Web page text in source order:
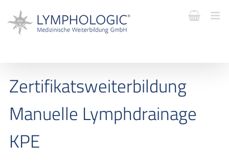
Zertifikatsweiterbildung
Manuelle Lymphdrainage
KPE